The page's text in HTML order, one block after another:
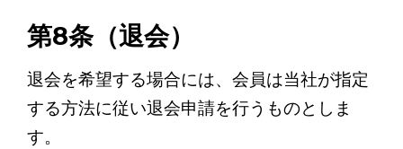
第8条（退会）
退会を希望する場合には、会員は当社が指定
する方法に従い退会申請を行うものとしま
す。